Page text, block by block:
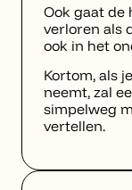
Ook gaat de
verloren als
ook in het
Kortom, als
neemt, zal
simpelweg
vertellen.